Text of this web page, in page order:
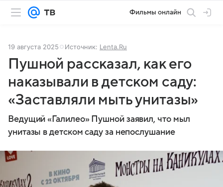
Фильмы онлайн
19 августа 2025 Источник: Lenta.Ru
Пушной рассказал, как его
наказывали в детском саду:
«Заставляли мыть унитазы»
Ведущий «Галилео» Пушной заявил, что мыл
унитазы в детском саду за непослушание